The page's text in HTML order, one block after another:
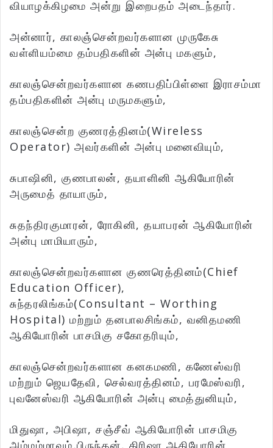
வியாழக்கிழமை அன்று இறைபதம் அடைந்தார்.
அன்னார், காலஞ்சென்றவர்களான முருகேசு
வள்ளியம்மை தம்பதிகளின் அன்பு மகளும்,
காலஞ்சென்றவர்களான கணபதிப்பிள்ளை இராசம்மா
தம்பதிகளின் அன்பு மருமகளும்,
காலஞ்சென்ற குணரத்தினம்(Wireless
Operator) அவர்களின் அன்பு மனைவியும்,
சுபாஷினி, குணபாலன், தயாளினி ஆகியோரின்
அருமைத் தாயாரும்,
சுதந்திரகுமாரன், ரோகினி, தயாபரன் ஆகியோரின்
அன்பு மாமியாரும்,
காலஞ்சென்றவர்களான குணரெத்தினம்(Chief
Education Officer),
சுந்தரலிங்கம்(Consultant – Worthing
Hospital) மற்றும் தனபாலசிங்கம், வனிதமணி
ஆகியோரின் பாசமிகு சகோதரியும்,
காலஞ்சென்றவர்களான கனகமணி, கணேஸ்வரி
மற்றும் ஜெயதேவி, செல்வரத்தினம், பரமேஸ்வரி,
புவனேஸ்வரி ஆகியோரின் அன்பு மைத்துனியும்,
மிதுஷா, அபிஷா, சஞ்சீவ் ஆகியோரின் பாசமிகு
அம்மம்மாவும்,பிருந்தன், கிரிஷா ஆகியோரின்